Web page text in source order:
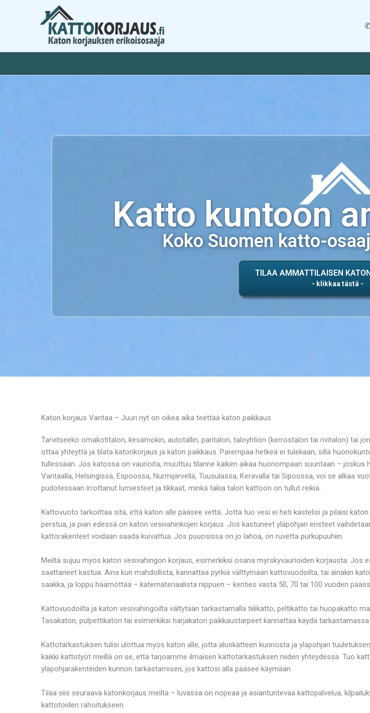
Katto kuntoon
Koko Suomen katto-
TILAA AMMATTILAISEN
Katon korjaus Vantaa – Juuri nyt on oikea aika teettää katon paikkaus
Tarvitseeko omakotitalon, kesämökin, autotallin, paritalon, taloyhtiön (kerrostalon tai rivitalon) tai
ottaa yhteyttä ja tilata katonkorjaus ja katon paikkaus. Parempaa hetkeä ei tulekaan, sillä
tullessaan. Jos katossa on vaurioita, muuttuu tilanne kaiken aikaa huonompaan suuntaan –
Vantaalla, Helsingissä, Espoossa, Nurmijärvellä, Tuusulassa, Keravalla tai Sipoossa, voi se alkaa
pudotessaan irrottanut lumiesteet ja tikkaat, minkä takia talon kattoon on tullut reikiä.
Kattovuoto tarkoittaa sitä, että katon alle pääsee vettä. Jotta tuo vesi ei heti kastelisi ja pilaisi
perstua, ja pian edessä on katon vesivahinkojen korjaus. Jos kastuneet yläpohjan eristeet
kattorakenteet voidaan saada kuivattua. Jos puuosissa on jo lahoa, on ruvetta purkupuuhiin.
Meiltä sujuu myös katon vesivahingon korjaus, esimerkiksi osana myrskyvaurioiden korjausta.
saattaneet kastua. Aina kun mahdollista, kannattaa pyrkiä välttymään kattovuodoilta, tai ainakin
saakka, ja loppu häämöttää – katemateriaalista riippuen – kenties vasta 50, 70 tai 100 vuoden
Kattovuodoilta ja katon vesivahingoilta vältytään tarkastamalla tiilikatto, peltikatto tai huopakatto
Tasakaton, pulpettikaton tai esimerkiksi harjakaton paikkaustarpeet kannattaa käydä
Kattotarkastuksen tulisi ulottua myös katon alle, jotta aluskatteen kunnosta ja yläpohjan
kaikki kattotyöt meillä on se, että tarjoamme ilmaisen kattotarkastuksen niiden yhteydessä. Tuo
yläpohjarakenteiden kunnon tarkastamisen, jos kattosi alla pääsee käymään.
Tilaa siis seuraava katonkorjaus meiltä – luvassa on nopeaa ja asiantuntevaa kattopalvelua,
kattotöiden rahoitukseen.